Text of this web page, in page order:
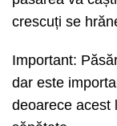
crescuți se
Important:
dar este
deoarece acest